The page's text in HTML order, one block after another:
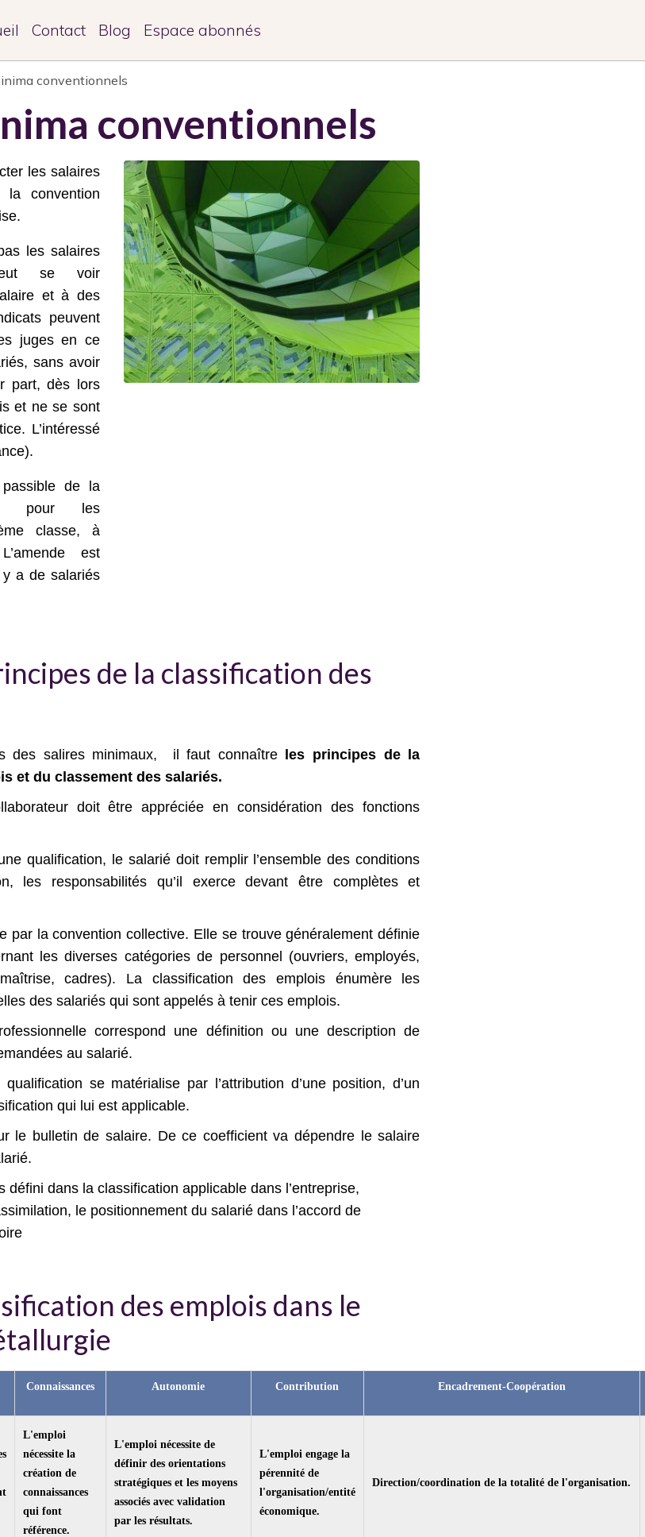
Contact Blog Espace abonnés
conventionnels
conventionnels
les salaires
convention
.
les salaires
se voir
et à des
peuvent
juges en ce
sans avoir
part, dès lors
et ne se sont
L’intéressé
passible de la
pour les
classe, à
est
y a de salariés
de la classification des
des salires minimaux, il faut connaître
les principes de la
et du classement des salariés.
doit être appréciée en considération des fonctions
qualification, le salarié doit remplir l’ensemble des conditions
les responsabilités qu’il exerce devant être complètes et
par la convention collective. Elle se trouve généralement définie
les diverses catégories de personnel (ouvriers, employés,
cadres). La classification des emplois énumère les
des salariés qui sont appelés à tenir ces emplois.
correspond une définition ou une description de
au salarié.
se matérialise par l’attribution d’une position, d’un
qui lui est applicable.
le bulletin de salaire. De ce coefficient va dépendre le salaire
défini dans la classification applicable dans l’entreprise,
le positionnement du salarié dans l’accord de
des emplois dans le
Connaissances Autonomie Contribution Encadrement-Coopération
L'emploi
nécessite la
création de
connaissances
qui font
référence.
L'emploi nécessite de
définir des orientations
stratégiques et les moyens
associés avec validation
par les résultats.
L'emploi engage la
pérennité de
l'organisation/entité
économique.
Direction/coordination de la totalité de l'organisation.